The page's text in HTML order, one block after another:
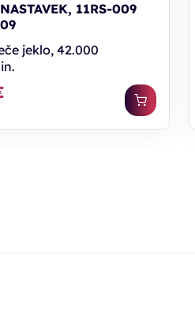
11RS-009
jeklo, 42.000